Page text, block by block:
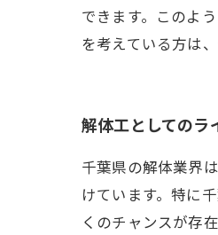
できます。このよ
を考えている方は
解体工としてのラ
千葉県の解体業界
けています。特に
くのチャンスが存